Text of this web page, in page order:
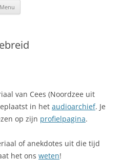
Menu
van Cees (Noordzee uit
in het audioarchief. Je
op zijn profielpagina.
of anekdotes uit die tijd
het ons weten!